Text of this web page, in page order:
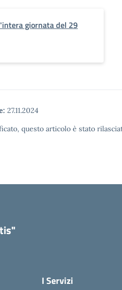
giornata del 29
27.11.2024
questo articolo è stato
I Servizi